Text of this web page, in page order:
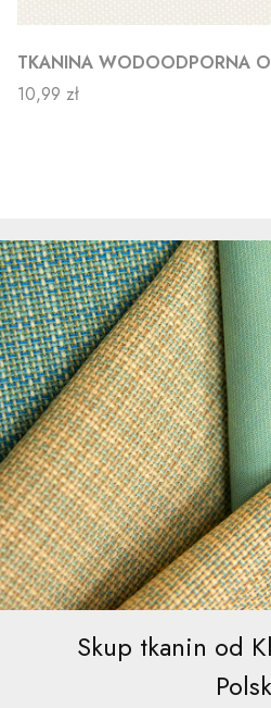
TKANINA WODOODPORNA
Cena
10,99 zł
Skup tkanin od